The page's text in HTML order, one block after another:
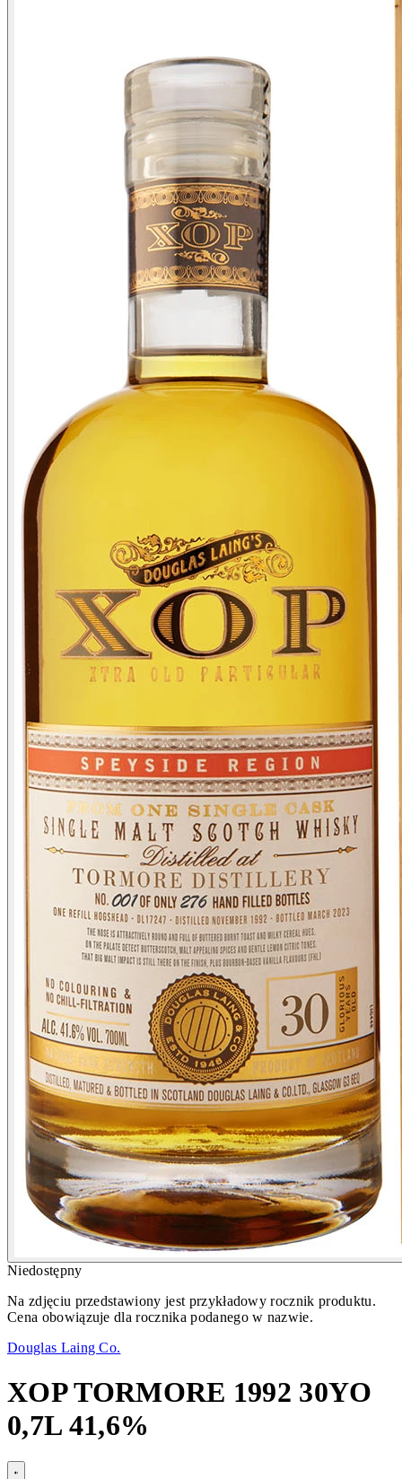
Niedostępny
Na zdjęciu przedstawiony jest przykładowy rocznik produktu.
Cena obowiązuje dla rocznika podanego w nazwie.
Douglas Laing Co.
XOP TORMORE 1992 30YO
0,7L 41,6%